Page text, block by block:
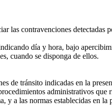
las contravenciones
día y hora, bajo
cuando se disponga de ellos.
de tránsito indicadas en la
administrativos
a las normas establecidas en la